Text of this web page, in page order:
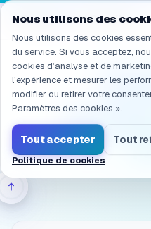
Navigation vers /fr/
eGroupAI/AI Sandbox
typical
Nous utilisons des
Nous utilisons des cookies
du service. Si vous acceptez,
cookies d’analyse et de
l’expérience et mesurer les
modifier ou retirer votre
Paramètres des cookies ».
Tout accepter Tout
Politique de cookies